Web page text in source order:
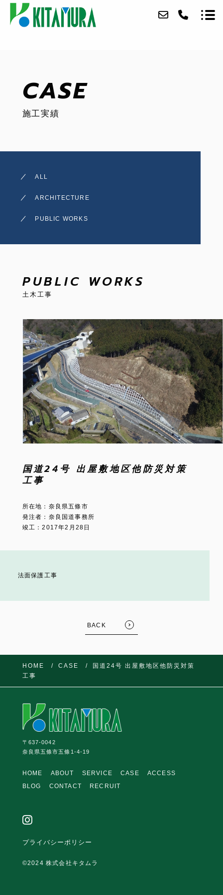
CASE
施工実績
ALL
ARCHITECTURE
PUBLIC WORKS
PUBLIC WORKS
土木工事
国道24号 出屋敷地区他防災対策
工事
所在地：奈良県五條市
発注者：奈良国道事務所
竣工：2017年2月28日
法面保護工事
BACK
HOME CASE
国道24号 出屋敷地区他防災対策
工事
〒637-0042
奈良県五條市五條1-4-19
HOME ABOUT SERVICE CASE
ACCESS
BLOG
CONTACT RECRUIT
プライバシーポリシー
©2024 株式会社キタムラ